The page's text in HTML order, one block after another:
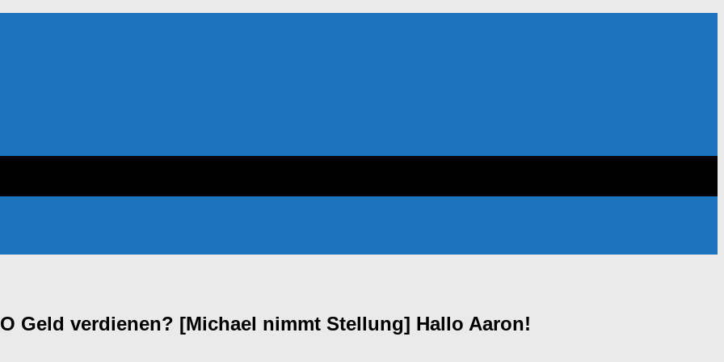
Geld verdienen? [Michael nimmt Stellung] Hallo Aaron!